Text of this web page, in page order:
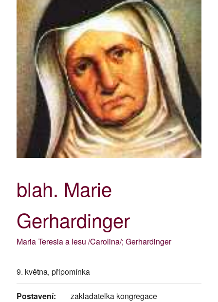
blah. Marie
Gerhardinger
Maria Teresia a Iesu /Carolina/; Gerhardinger
9. května, připomínka
Postavení: zakladatelka kongregace